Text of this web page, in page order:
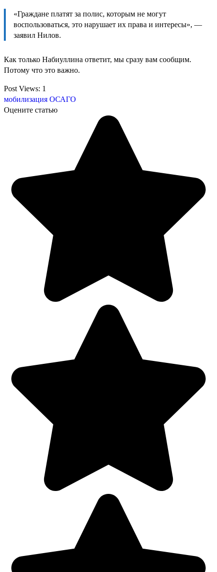
«Граждане платят за полис, которым не могут
воспользоваться, это нарушает их права и интересы», —
заявил Нилов.
Как только Набиуллина ответит, мы сразу вам сообщим.
Потому что это важно.
Post Views: 1
мобилизация ОСАГО
Оцените статью